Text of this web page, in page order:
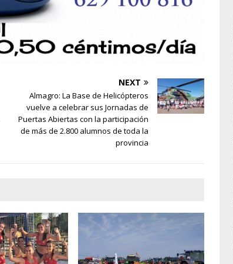
NEXT
Almagro: La Base de Helicópteros
vuelve a celebrar sus Jornadas de
Puertas Abiertas con la participación
de más de 2.800 alumnos de toda la
provincia